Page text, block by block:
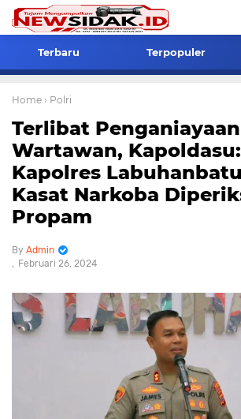
Terbaru Terpopuler
Home › Polri
Terlibat Penganiayaan
Wartawan,
Kapolres
Kasat Narkoba
Propam
Admin
Februari 26, 2024